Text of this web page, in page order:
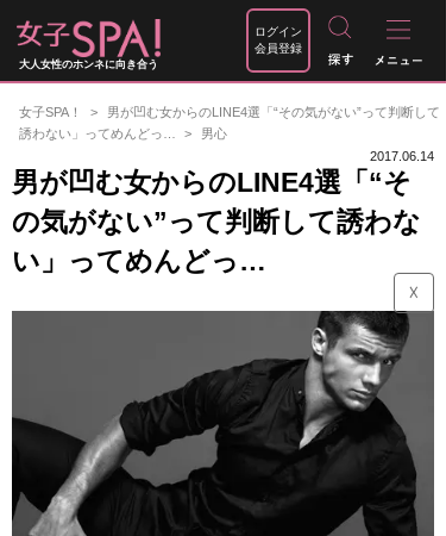
大人女性のホンネに向き合う
ログイン
会員登録
女子SPA！
男が凹む女からのLINE4選「“その気がない”って判断して
誘わない」ってめんどっ…
男心
2017.06.14
男が凹む女からのLINE4選「“そ
の気がない”って判断して誘わな
い」ってめんどっ…
☓